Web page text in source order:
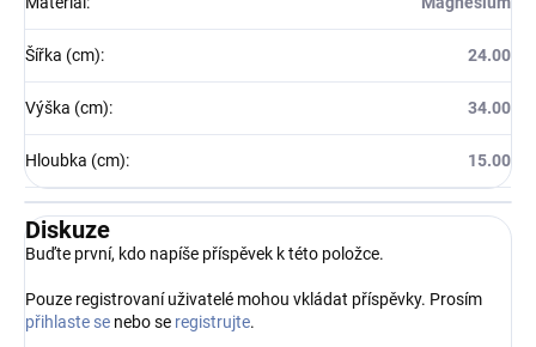
Šířka (cm): 24.00
Výška (cm): 34.00
Hloubka (cm): 15.00
Diskuze
Buďte první, kdo napíše příspěvek k této položce.
Pouze registrovaní uživatelé mohou vkládat příspěvky. Prosím
přihlaste se nebo se registrujte.